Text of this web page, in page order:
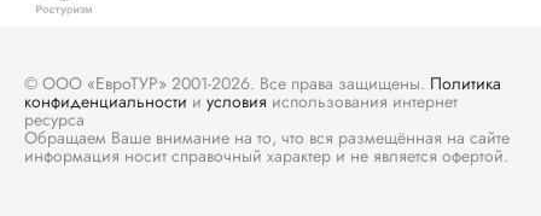
© ООО «ЕвроТУР» 2001-2026. Все права защищены. Политика
конфиденциальности и условия использования интернет
ресурса
Обращаем Ваше внимание на то, что вся размещённая на сайте
информация носит справочный характер и не является офертой.